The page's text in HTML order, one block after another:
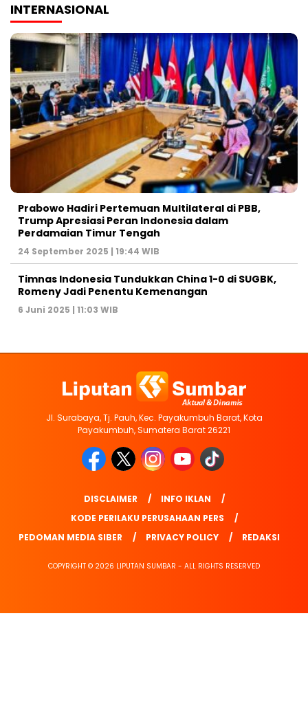
INTERNASIONAL
Prabowo Hadiri Pertemuan Multilateral di PBB,
Trump Apresiasi Peran Indonesia dalam
Perdamaian Timur Tengah
24 September 2025 | 19:44 WIB
Timnas Indonesia Tundukkan China 1-0 di SUGBK,
Romeny Jadi Penentu Kemenangan
6 Juni 2025 | 11:03 WIB
Jl. Surabaya, Tj. Pauh, Kec. Payakumbuh Barat, Kota
Payakumbuh, Sumatera Barat 26221
DISCLAIMER
INFO IKLAN
KODE PERILAKU PERUSAHAAN PERS
PEDOMAN MEDIA SIBER
PRIVACY POLICY REDAKSI
COPYRIGHT © 2026 LIPUTAN SUMBAR - ALL RIGHTS RESERVED